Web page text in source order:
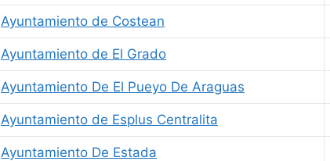
Ayuntamiento de Costean
Ayuntamiento de El Grado
Ayuntamiento De El Pueyo De Araguas
Ayuntamiento de Esplus Centralita
Ayuntamiento De Estada